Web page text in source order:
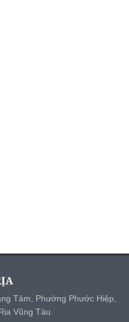
Tám, Phường Phước Hiệp,
Vũng Tàu.